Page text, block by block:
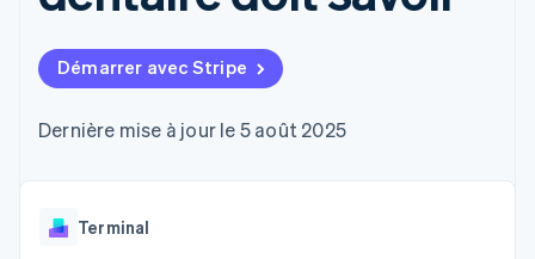
UI flexibles
paiement
Accès à plus
de 125
Paiements en
Authorization
Acceptation
Recognition
automatisée
Stripe Sigma
Rapports
Data Pipeline
des données
l’application
Gestion financière
Plateformes
Gérer des
Proposer une
facturation à l'usage
bancaires adossées à
des stablecoins
services avec des
Roadmap produit
annuelle
Carrières
presse
Démarrer avec Stripe
Dernière mise à jour le 5 août 2025
Terminal